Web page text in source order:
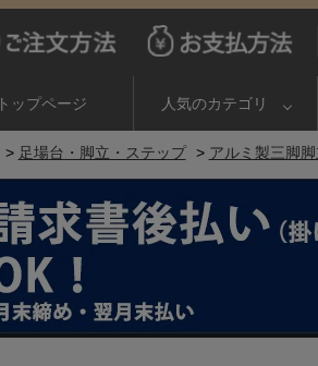
トップページ 人気のカテゴリ
> 足場台・脚立・ステップ > アルミ製三脚